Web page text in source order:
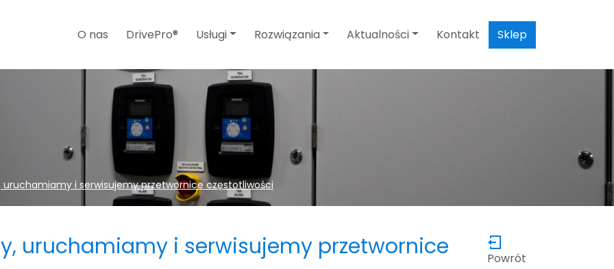
O nas DrivePro® Usługi Rozwiązania Aktualności Kontakt Sklep
i serwisujemy przetwornice częstotliwości
uruchamiamy i serwisujemy przetwornice Powrót